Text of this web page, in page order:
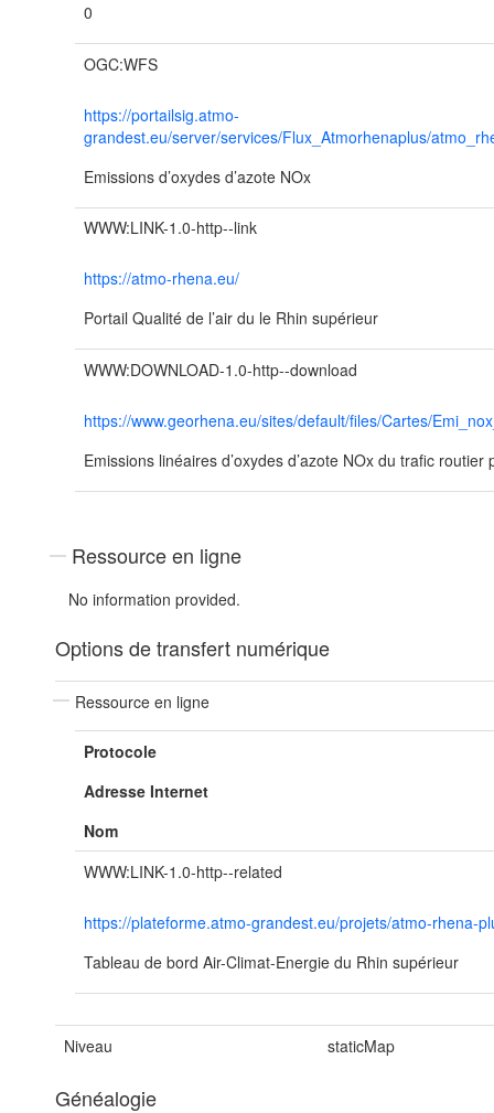
0
OGC:WFS
https://portailsig.atmo-
grandest.eu/server/services/Flux_Atmorhenaplus/
Emissions d’oxydes d’azote NOx
WWW:LINK-1.0-http--link
https://atmo-rhena.eu/
Portail Qualité de l’air du le Rhin supérieur
WWW:DOWNLOAD-1.0-http--download
https://www.georhena.eu/sites/default/files/Cartes/
Emissions linéaires d’oxydes d’azote NOx du trafic routier
Ressource en ligne
No information provided.
Options de transfert numérique
Ressource en ligne
Protocole
Adresse Internet
Nom
WWW:LINK-1.0-http--related
https://plateforme.atmo-grandest.eu/projets/atmo-rhena-
Tableau de bord Air-Climat-Energie du Rhin supérieur
Niveau staticMap
Généalogie